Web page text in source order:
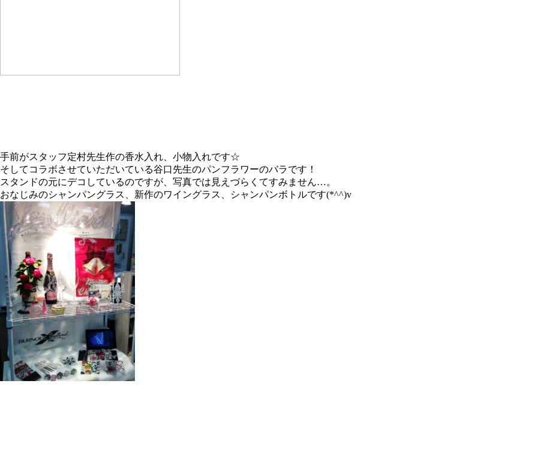
手前がスタッフ定村先生作の香水入れ、小物入れです☆
そしてコラボさせていただいている谷口先生のパンフラワーのバラです！
スタンドの元にデコしているのですが、写真では見えづらくてすみません…。
おなじみのシャンパングラス、新作のワイングラス、シャンパンボトルです(*^^)v